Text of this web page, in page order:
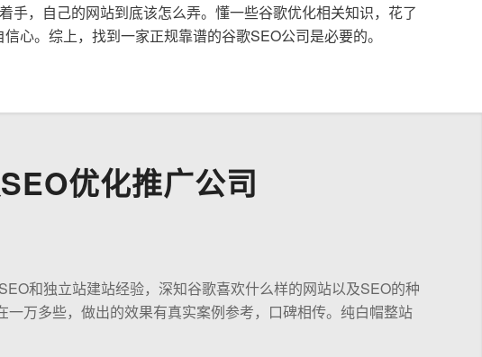
，自己的网站到底该怎么弄。懂一些谷歌优化相关知识，花了
心。综上，找到一家正规靠谱的谷歌SEO公司是必要的。
优化推广公司
和独立站建站经验，深知谷歌喜欢什么样的网站以及SEO的种
万多些，做出的效果有真实案例参考，口碑相传。纯白帽整站